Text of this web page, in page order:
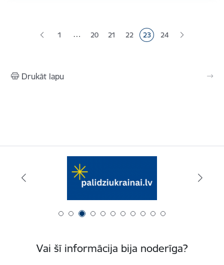
1 … Lapa
20 Lapa
21 Lapa
22 Pašreizējā lapa
23 Lapa
24
Drukāt lapu
Vai šī informācija bija noderīga?